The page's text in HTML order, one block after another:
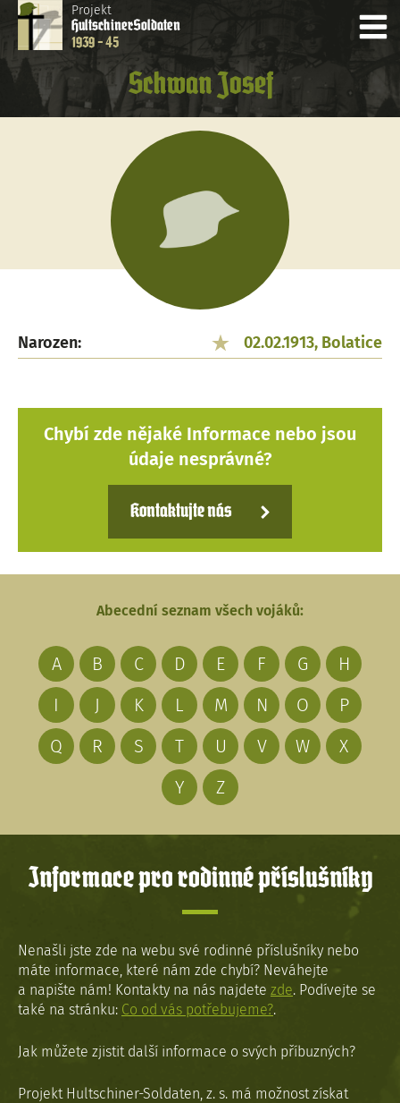
Projekt
HultschinerSoldaten
1939 - 45
Schwan Josef
Narozen: 02.02.1913, Bolatice
Chybí zde nějaké Informace nebo jsou
údaje nesprávné?
Kontaktujte nás
Abecední seznam všech vojáků:
A B C D E F G
H
I
J K L M N O
P
Q
R S T U V W
X
Y
Z
Informace pro rodinné příslušníky
Nenašli jste zde na webu své rodinné příslušníky nebo
máte informace, které nám zde chybí? Neváhejte
a napište nám! Kontakty na nás najdete zde. Podívejte se
také na stránku: Co od vás potřebujeme?.
Jak můžete zjistit další informace o svých příbuzných?
Projekt Hultschiner-Soldaten, z. s. má možnost získat